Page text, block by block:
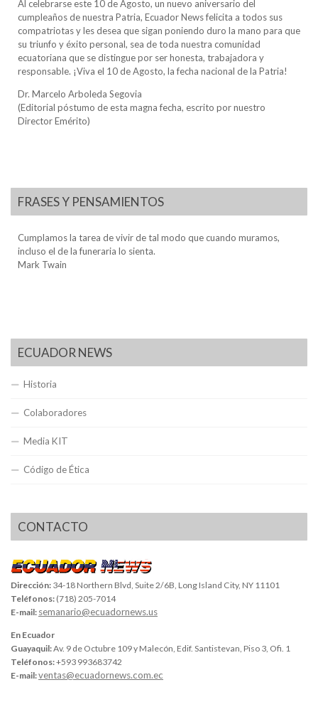
Al celebrarse este 10 de Agosto, un nuevo aniversario del
cumpleaños de nuestra Patria, Ecuador News felicita a todos sus
compatriotas y les desea que sigan poniendo duro la mano para que
su triunfo y éxito personal, sea de toda nuestra comunidad
ecuatoriana que se distingue por ser honesta, trabajadora y
responsable. ¡Viva el 10 de Agosto, la fecha nacional de la Patria!
Dr. Marcelo Arboleda Segovia
(Editorial póstumo de esta magna fecha, escrito por nuestro
Director Emérito)
FRASES Y PENSAMIENTOS
Cumplamos la tarea de vivir de tal modo que cuando muramos,
incluso el de la funeraria lo sienta.
Mark Twain
ECUADOR NEWS
Historia
Colaboradores
Media KIT
Código de Ética
CONTACTO
Dirección: 34-18 Northern Blvd, Suite 2/6B, Long Island City, NY 11101
Teléfonos: (718) 205-7014
E-mail: semanario@ecuadornews.us
En Ecuador
Guayaquil:Av. 9 de Octubre 109 y Malecón, Edif. Santistevan, Piso 3, Ofi. 1
Teléfonos:+593 993683742
E-mail:ventas@ecuadornews.com.ec